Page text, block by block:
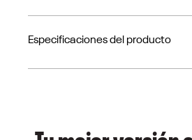
Especificaciones del producto